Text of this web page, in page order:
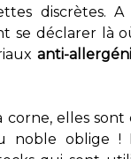
discrètes. A
se déclarer là
anti-
elles sont
noble oblige !